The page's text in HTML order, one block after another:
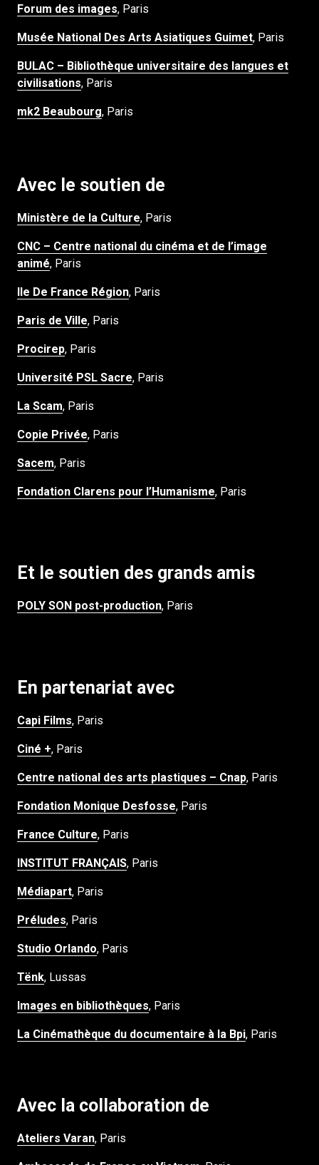
Forum des images, Paris
Musée National Des Arts Asiatiques Guimet, Paris
BULAC – Bibliothèque universitaire des langues et
civilisations, Paris
mk2 Beaubourg, Paris
Avec le soutien de
Ministère de la Culture, Paris
CNC – Centre national du cinéma et de l’image
animé, Paris
Ile De France Région, Paris
Paris de Ville, Paris
Procirep, Paris
Université PSL Sacre, Paris
La Scam, Paris
Copie Privée, Paris
Sacem, Paris
Fondation Clarens pour l’Humanisme, Paris
Et le soutien des grands amis
POLY SON post-production, Paris
En partenariat avec
Capi Films, Paris
Ciné +, Paris
Centre national des arts plastiques – Cnap, Paris
Fondation Monique Desfosse, Paris
France Culture, Paris
INSTITUT FRANÇAIS, Paris
Médiapart, Paris
Préludes, Paris
Studio Orlando, Paris
Tënk, Lussas
Images en bibliothèques, Paris
La Cinémathèque du documentaire à la Bpi, Paris
Avec la collaboration de
Ateliers Varan, Paris